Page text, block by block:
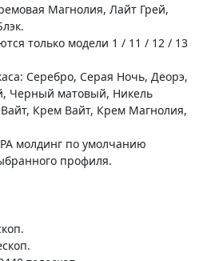
Магнолия, Лайт Грей,
только модели 1 / 11 / 12 / 13
Серебро, Серая Ночь, Деорэ,
Черный матовый, Никель
Крем Вайт, Крем Магнолия,
молдинг по умолчанию
профиля.